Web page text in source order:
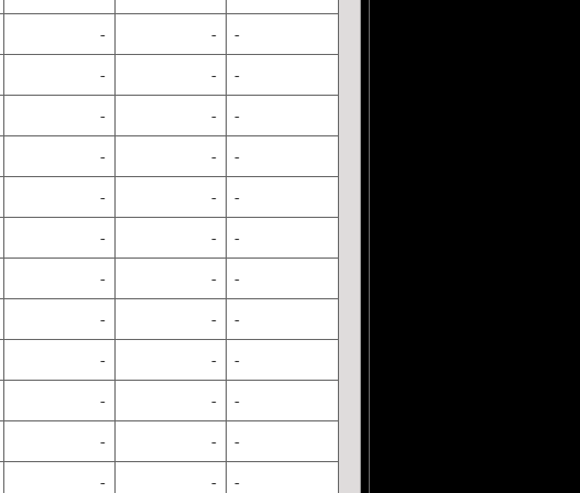
- - -
- - -
- - -
- - -
- - -
- - -
- - -
- - -
- - -
- - -
- - -
- - -